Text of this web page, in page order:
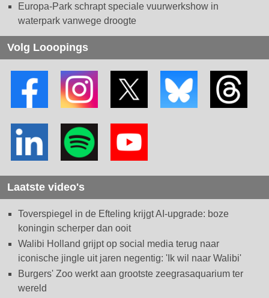
Europa-Park schrapt speciale vuurwerkshow in
waterpark vanwege droogte
Volg Looopings
Laatste video's
Toverspiegel in de Efteling krijgt AI-upgrade: boze
koningin scherper dan ooit
Walibi Holland grijpt op social media terug naar
iconische jingle uit jaren negentig: 'Ik wil naar Walibi'
Burgers' Zoo werkt aan grootste zeegrasaquarium ter
wereld